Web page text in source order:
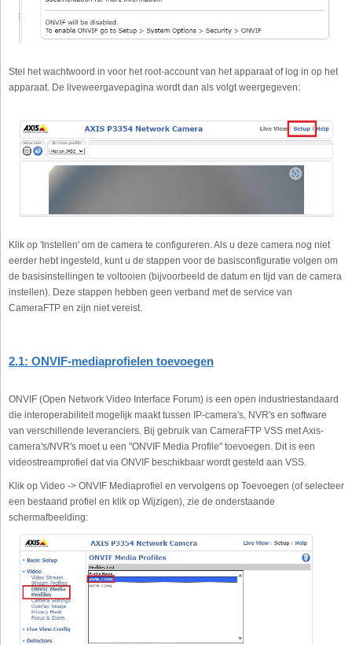
Stel het wachtwoord in voor het root-account van het apparaat of log in op het
apparaat. De liveweergavepagina wordt dan als volgt weergegeven:
Klik op 'Instellen' om de camera te configureren. Als u deze camera nog niet
eerder hebt ingesteld, kunt u de stappen voor de basisconfiguratie volgen om
de basisinstellingen te voltooien (bijvoorbeeld de datum en tijd van de camera
instellen). Deze stappen hebben geen verband met de service van
CameraFTP en zijn niet vereist.
2.1: ONVIF-mediaprofielen toevoegen
ONVIF (Open Network Video Interface Forum) is een open industriestandaard
die interoperabiliteit mogelijk maakt tussen IP-camera's, NVR's en software
van verschillende leveranciers. Bij gebruik van CameraFTP VSS met Axis-
camera's/NVR's moet u een "ONVIF Media Profile" toevoegen. Dit is een
videostreamprofiel dat via ONVIF beschikbaar wordt gesteld aan VSS.
Klik op Video -> ONVIF Mediaprofiel en vervolgens op Toevoegen (of selecteer
een bestaand profiel en klik op Wijzigen), zie de onderstaande
schermafbeelding: